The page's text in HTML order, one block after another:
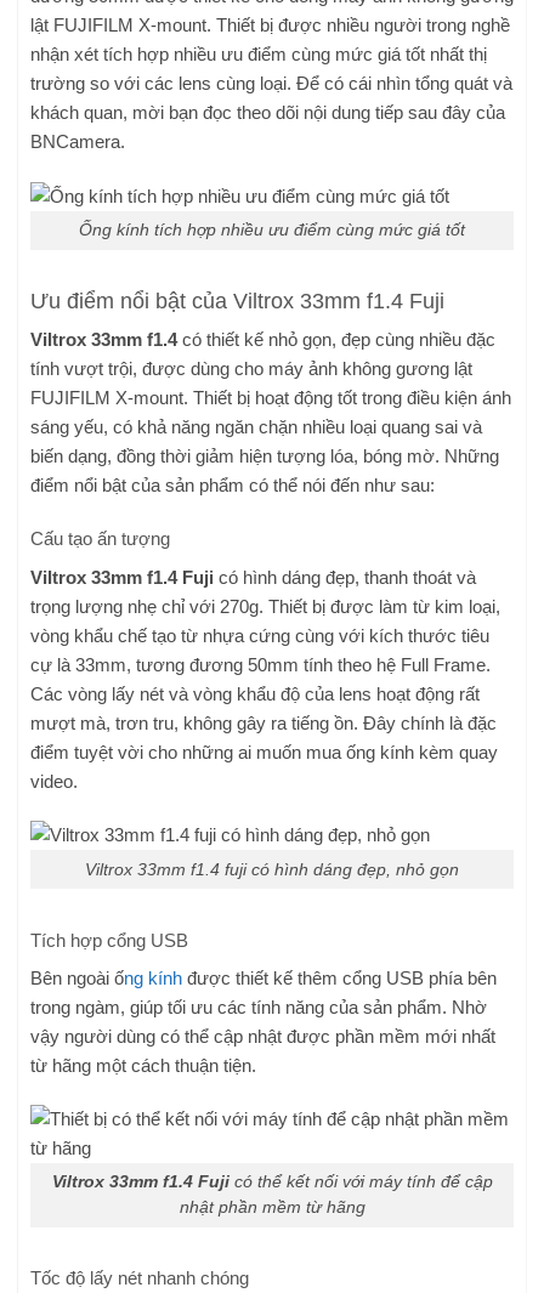
lật FUJIFILM X-mount. Thiết bị được nhiều người trong nghề
nhận xét tích hợp nhiều ưu điểm cùng mức giá tốt nhất thị
trường so với các lens cùng loại. Để có cái nhìn tổng quát và
khách quan, mời bạn đọc theo dõi nội dung tiếp sau đây của
BNCamera.
Ống kính tích hợp nhiều ưu điểm cùng mức giá tốt
Ưu điểm nổi bật của Viltrox 33mm f1.4 Fuji
Viltrox 33mm f1.4có thiết kế nhỏ gọn, đẹp cùng nhiều đặc
tính vượt trội, được dùng cho máy ảnh không gương lật
FUJIFILM X-mount. Thiết bị hoạt động tốt trong điều kiện ánh
sáng yếu, có khả năng ngăn chặn nhiều loại quang sai và
biến dạng, đồng thời giảm hiện tượng lóa, bóng mờ. Những
điểm nổi bật của sản phẩm có thể nói đến như sau:
Cấu tạo ấn tượng
Viltrox 33mm f1.4 Fuji có hình dáng đẹp, thanh thoát và
trọng lượng nhẹ chỉ với 270g. Thiết bị được làm từ kim loại,
vòng khẩu chế tạo từ nhựa cứng cùng với kích thước tiêu
cự là 33mm, tương đương 50mm tính theo hệ Full Frame.
Các vòng lấy nét và vòng khẩu độ của lens hoạt động rất
mượt mà, trơn tru, không gây ra tiếng ồn. Đây chính là đặc
điểm tuyệt vời cho những ai muốn mua ống kính kèm quay
video.
Viltrox 33mm f1.4 fuji có hình dáng đẹp, nhỏ gọn
Tích hợp cổng USB
Bên ngoài ống kính được thiết kế thêm cổng USB phía bên
trong ngàm, giúp tối ưu các tính năng của sản phẩm. Nhờ
vậy người dùng có thể cập nhật được phần mềm mới nhất
từ hãng một cách thuận tiện.
Viltrox 33mm f1.4 Fujicó thể kết nối với máy tính để cập
nhật phần mềm từ hãng
Tốc độ lấy nét nhanh chóng